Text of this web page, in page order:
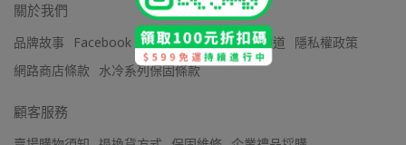
關於我們
品牌故事 Facebook 粉絲團 Youtube 官方頻道
隱私權政策
網路商店條款
水冷系列保固條款
顧客服務